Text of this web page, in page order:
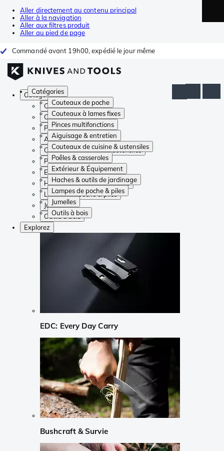
Aller directement au contenu principal
Aller à la navigation
Aller aux filtres produit
Aller au pied de page
Commandé avant 19h00, expédié le jour même
Catégories
Couteaux de poche
Couteaux à lames fixes
Pinces multifonctions
Aiguisage & entretien
Couteaux de cuisine & ustensiles
Poêles & casseroles
Extérieur & Équipement
Haches & outils de jardinage
Lampes de poche & piles
Jumelles
Outils à bois
Catégories
Couteaux de poche
Couteaux à lames fixes
Pinces multifonctions
Aiguisage & entretien
Couteaux de cuisine & ustensiles
Poêles & casseroles
Extérieur & Équipement
Haches & outils de jardinage
Lampes de poche & piles
Jumelles
Outils à bois
Explorez
EDC: Every Day Carry
Bushcraft & Survie